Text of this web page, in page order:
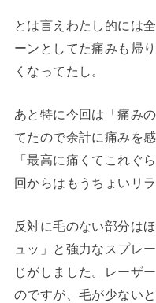
とは言えわたし的には
ーンとしてた痛みも帰
くなってたし。
あと特に今回は「痛み
てたので余計に痛みを
「最高に痛くてこれぐ
回からはもうちょいリ
反対に毛のない部分は
ュッ」と強力なスプレ
じがしました。レーザ
のですが、毛が少ない